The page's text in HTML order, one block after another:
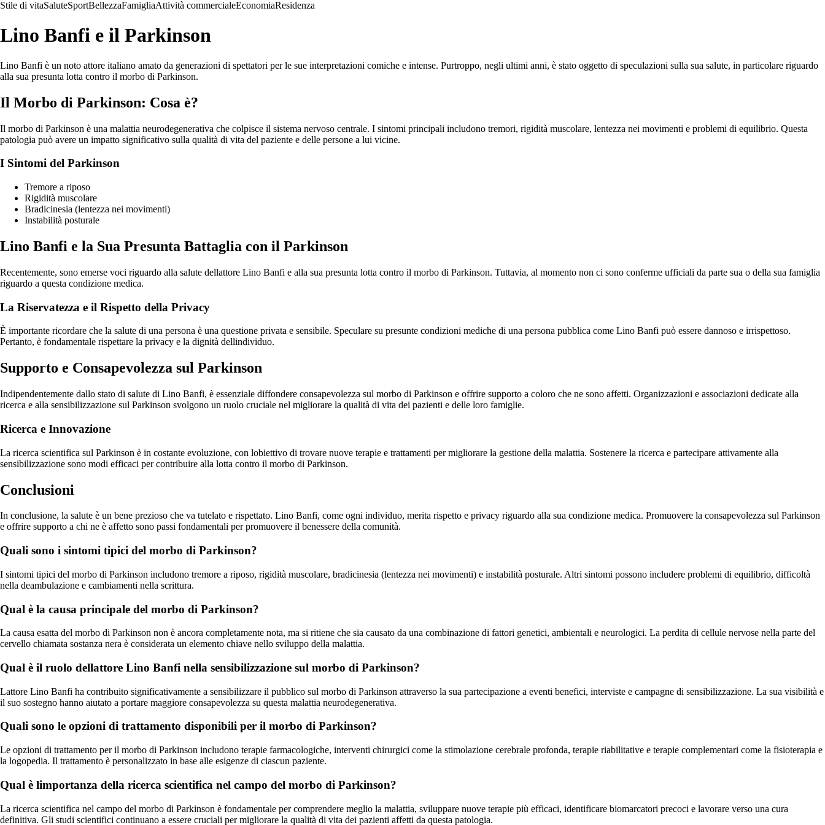
Stile di vitaSaluteSportBellezzaFamigliaAttività commercialeEconomiaResidenza
Lino Banfi e il Parkinson
Lino Banfi è un noto attore italiano amato da generazioni di spettatori per le sue interpretazioni comiche e intense. Purtroppo, negli ultimi anni, è stato oggetto di speculazioni sulla sua salute, in particolare riguardo
alla sua presunta lotta contro il morbo di Parkinson.
Il Morbo di Parkinson: Cosa è?
Il morbo di Parkinson è una malattia neurodegenerativa che colpisce il sistema nervoso centrale. I sintomi principali includono tremori, rigidità muscolare, lentezza nei movimenti e problemi di equilibrio. Questa
patologia può avere un impatto significativo sulla qualità di vita del paziente e delle persone a lui vicine.
I Sintomi del Parkinson
Tremore a riposo
Rigidità muscolare
Bradicinesia (lentezza nei movimenti)
Instabilità posturale
Lino Banfi e la Sua Presunta Battaglia con il Parkinson
Recentemente, sono emerse voci riguardo alla salute dellattore Lino Banfi e alla sua presunta lotta contro il morbo di Parkinson. Tuttavia, al momento non ci sono conferme ufficiali da parte sua o della sua famiglia
riguardo a questa condizione medica.
La Riservatezza e il Rispetto della Privacy
È importante ricordare che la salute di una persona è una questione privata e sensibile. Speculare su presunte condizioni mediche di una persona pubblica come Lino Banfi può essere dannoso e irrispettoso.
Pertanto, è fondamentale rispettare la privacy e la dignità dellindividuo.
Supporto e Consapevolezza sul Parkinson
Indipendentemente dallo stato di salute di Lino Banfi, è essenziale diffondere consapevolezza sul morbo di Parkinson e offrire supporto a coloro che ne sono affetti. Organizzazioni e associazioni dedicate alla
ricerca e alla sensibilizzazione sul Parkinson svolgono un ruolo cruciale nel migliorare la qualità di vita dei pazienti e delle loro famiglie.
Ricerca e Innovazione
La ricerca scientifica sul Parkinson è in costante evoluzione, con lobiettivo di trovare nuove terapie e trattamenti per migliorare la gestione della malattia. Sostenere la ricerca e partecipare attivamente alla
sensibilizzazione sono modi efficaci per contribuire alla lotta contro il morbo di Parkinson.
Conclusioni
In conclusione, la salute è un bene prezioso che va tutelato e rispettato. Lino Banfi, come ogni individuo, merita rispetto e privacy riguardo alla sua condizione medica. Promuovere la consapevolezza sul Parkinson
e offrire supporto a chi ne è affetto sono passi fondamentali per promuovere il benessere della comunità.
Quali sono i sintomi tipici del morbo di Parkinson?
I sintomi tipici del morbo di Parkinson includono tremore a riposo, rigidità muscolare, bradicinesia (lentezza nei movimenti) e instabilità posturale. Altri sintomi possono includere problemi di equilibrio, difficoltà
nella deambulazione e cambiamenti nella scrittura.
Qual è la causa principale del morbo di Parkinson?
La causa esatta del morbo di Parkinson non è ancora completamente nota, ma si ritiene che sia causato da una combinazione di fattori genetici, ambientali e neurologici. La perdita di cellule nervose nella parte del
cervello chiamata sostanza nera è considerata un elemento chiave nello sviluppo della malattia.
Qual è il ruolo dellattore Lino Banfi nella sensibilizzazione sul morbo di Parkinson?
Lattore Lino Banfi ha contribuito significativamente a sensibilizzare il pubblico sul morbo di Parkinson attraverso la sua partecipazione a eventi benefici, interviste e campagne di sensibilizzazione. La sua visibilità e
il suo sostegno hanno aiutato a portare maggiore consapevolezza su questa malattia neurodegenerativa.
Quali sono le opzioni di trattamento disponibili per il morbo di Parkinson?
Le opzioni di trattamento per il morbo di Parkinson includono terapie farmacologiche, interventi chirurgici come la stimolazione cerebrale profonda, terapie riabilitative e terapie complementari come la fisioterapia e
la logopedia. Il trattamento è personalizzato in base alle esigenze di ciascun paziente.
Qual è limportanza della ricerca scientifica nel campo del morbo di Parkinson?
La ricerca scientifica nel campo del morbo di Parkinson è fondamentale per comprendere meglio la malattia, sviluppare nuove terapie più efficaci, identificare biomarcatori precoci e lavorare verso una cura
definitiva. Gli studi scientifici continuano a essere cruciali per migliorare la qualità di vita dei pazienti affetti da questa patologia.